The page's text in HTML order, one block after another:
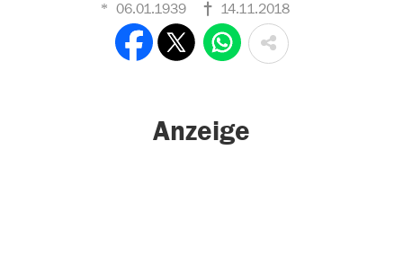
06.01.1939 14.11.2018
Anzeige